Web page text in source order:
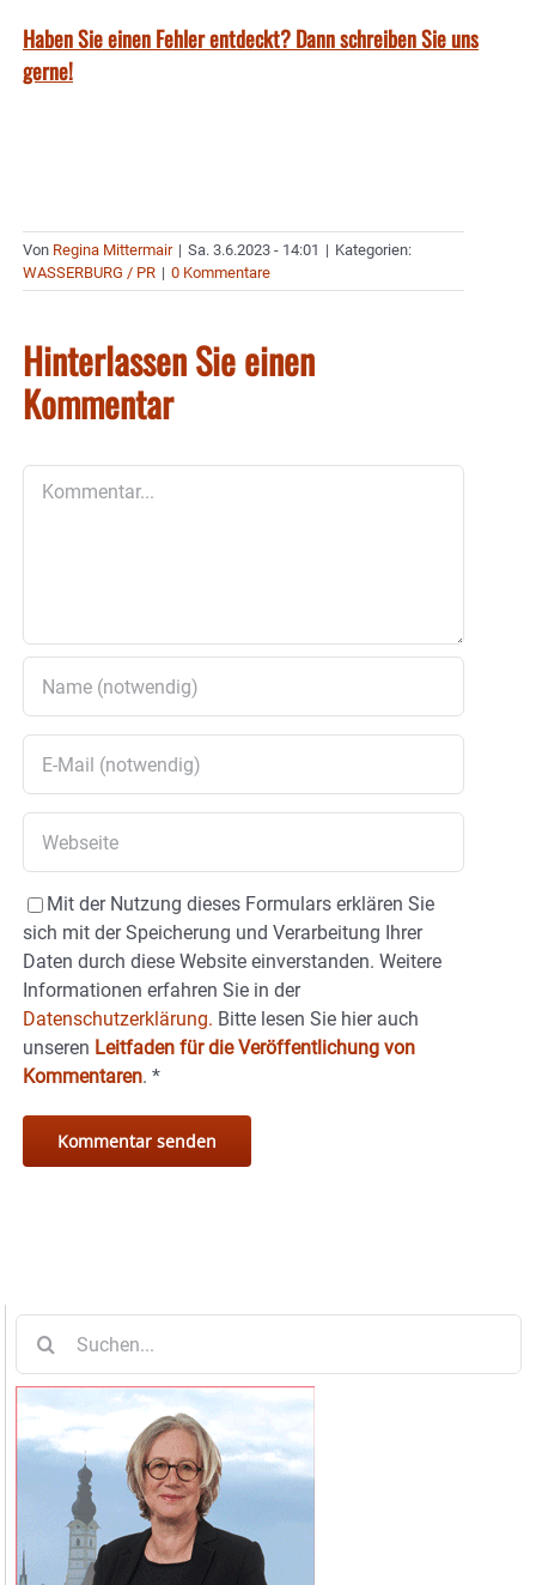
Haben Sie einen Fehler entdeckt? Dann schreiben Sie uns
gerne!
Von Regina Mittermair | Sa. 3.6.2023 - 14:01 | Kategorien:
WASSERBURG / PR | 0 Kommentare
Hinterlassen Sie einen
Kommentar
Mit der Nutzung dieses Formulars erklären Sie
sich mit der Speicherung und Verarbeitung Ihrer
Daten durch diese Website einverstanden. Weitere
Informationen erfahren Sie in der
Datenschutzerklärung. Bitte lesen Sie hier auch
unseren Leitfaden für die Veröffentlichung von
Kommentaren. *
nach: